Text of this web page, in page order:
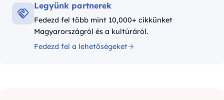
Legyünk partnerek
Fedezd fel több mint 10,000+ cikkünket
Magyarországról és a kultúráról.
Fedezd fel a lehetőségeket